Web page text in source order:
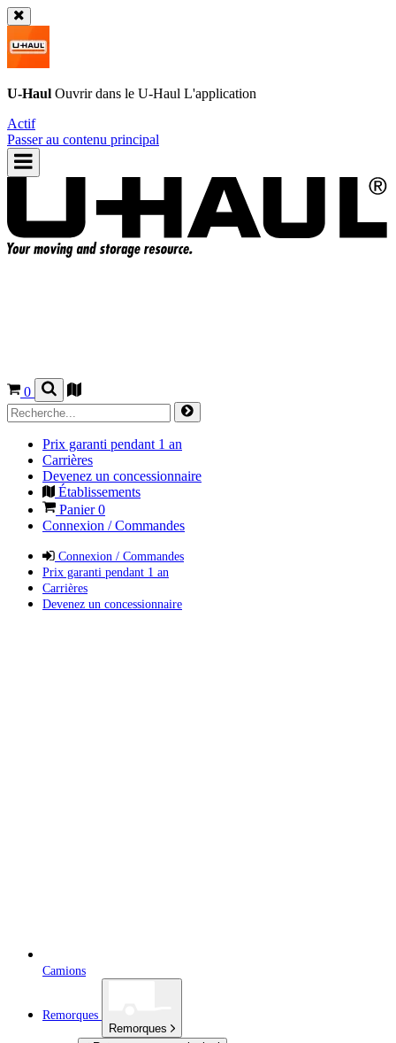
U-Haul Ouvrir dans le U-Haul L'application
Actif
Passer au contenu principal
0
Prix garanti pendant 1 an
Carrières
Devenez un concessionnaire
Établissements
Panier0
Connexion / Commandes
Connexion / Commandes
Prix garanti pendant 1 an
Carrières
Devenez un concessionnaire
Camions
Remorques
Remorques